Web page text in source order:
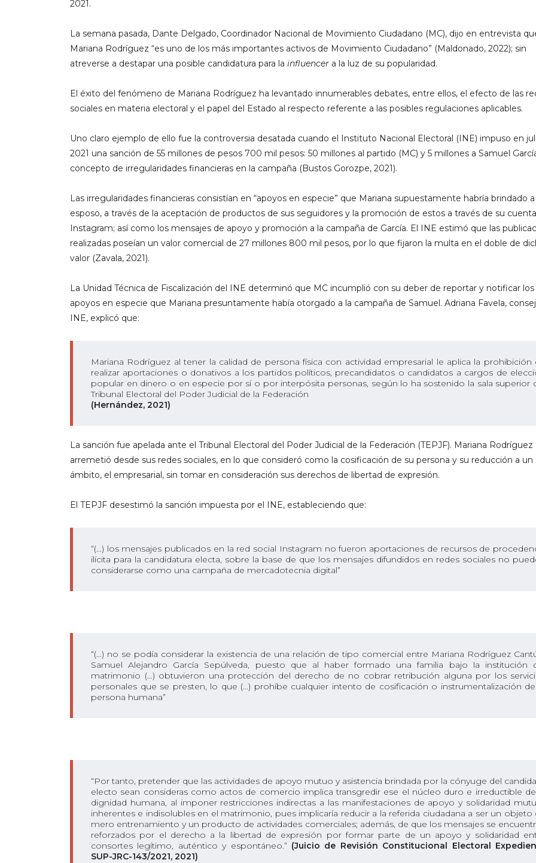
2021.
La semana pasada, Dante Delgado, Coordinador Nacional de Movimiento Ciudadano (MC), dijo en entrevista
Mariana Rodríguez “es uno de los más importantes activos de Movimiento Ciudadano” (Maldonado, 2022); sin
atreverse a destapar una posible candidatura para la influencer a la luz de su popularidad.
El éxito del fenómeno de Mariana Rodríguez ha levantado innumerables debates, entre ellos, el efecto de las
sociales en materia electoral y el papel del Estado al respecto referente a las posibles regulaciones aplicables.
Uno claro ejemplo de ello fue la controversia desatada cuando el Instituto Nacional Electoral (INE) impuso en
2021 una sanción de 55 millones de pesos 700 mil pesos: 50 millones al partido (MC) y 5 millones a Samuel
concepto de irregularidades financieras en la campaña (Bustos Gorozpe, 2021).
Las irregularidades financieras consistían en “apoyos en especie” que Mariana supuestamente habría brindado a
esposo, a través de la aceptación de productos de sus seguidores y la promoción de estos a través de su
Instagram; así como los mensajes de apoyo y promoción a la campaña de García. El INE estimó que las
realizadas poseían un valor comercial de 27 millones 800 mil pesos, por lo que fijaron la multa en el doble de
valor (Zavala, 2021).
La Unidad Técnica de Fiscalización del INE determinó que MC incumplió con su deber de reportar y notificar los
apoyos en especie que Mariana presuntamente había otorgado a la campaña de Samuel. Adriana Favela,
INE, explicó que:
Mariana Rodríguez al tener la calidad de persona física con actividad empresarial le aplica la prohibición
realizar aportaciones o donativos a los partidos políticos, precandidatos o candidatos a cargos de
popular en dinero o en especie por sí o por interpósita personas, según lo ha sostenido la sala superior
Tribunal Electoral del Poder Judicial de la Federación
(Hernández, 2021)
La sanción fue apelada ante el Tribunal Electoral del Poder Judicial de la Federación (TEPJF). Mariana Rodríguez
arremetió desde sus redes sociales, en lo que consideró como la cosificación de su persona y su reducción a un
ámbito, el empresarial, sin tomar en consideración sus derechos de libertad de expresión.
El TEPJF desestimó la sanción impuesta por el INE, estableciendo que:
“(…) los mensajes publicados en la red social Instagram no fueron aportaciones de recursos de
ilícita para la candidatura electa, sobre la base de que los mensajes difundidos en redes sociales no
considerarse como una campaña de mercadotecnia digital”
“(…) no se podía considerar la existencia de una relación de tipo comercial entre Mariana Rodríguez
Samuel Alejandro García Sepúlveda, puesto que al haber formado una familia bajo la institución
matrimonio (…) obtuvieron una protección del derecho de no cobrar retribución alguna por los
personales que se presten, lo que (…) prohíbe cualquier intento de cosificación o instrumentalización
persona humana”
“Por tanto, pretender que las actividades de apoyo mutuo y asistencia brindada por la cónyuge del
electo sean consideras como actos de comercio implica transgredir ese el núcleo duro e irreductible
dignidad humana, al imponer restricciones indirectas a las manifestaciones de apoyo y solidaridad
inherentes e indisolubles en el matrimonio, pues implicaría reducir a la referida ciudadana a ser un objeto
mero entrenamiento y un producto de actividades comerciales; además, de que los mensajes se
reforzados por el derecho a la libertad de expresión por formar parte de un apoyo y solidaridad
consortes legítimo, auténtico y espontáneo.” (Juicio de Revisión Constitucional Electoral
SUP-JRC-143/2021, 2021)